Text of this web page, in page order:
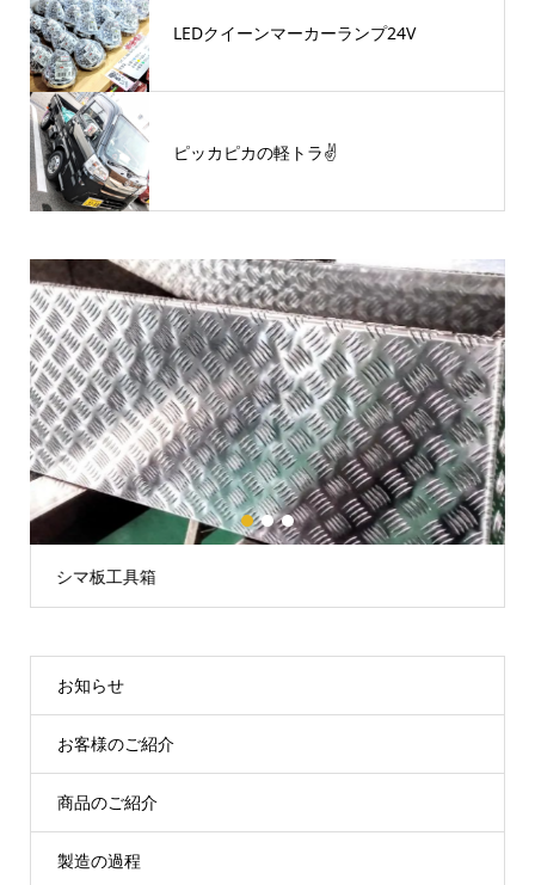
LEDクイーンマーカーランプ24V
ピッカピカの軽トラ✌
シマ板工具箱
1 2 3
お知らせ
お客様のご紹介
商品のご紹介
製造の過程